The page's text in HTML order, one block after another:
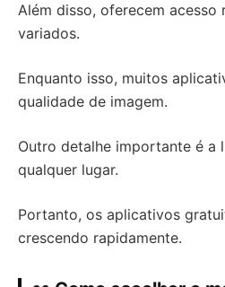
Além disso, oferecem acesso
variados.
Enquanto isso, muitos
qualidade de imagem.
Outro detalhe importante é a
qualquer lugar.
Portanto, os aplicativos
crescendo rapidamente.